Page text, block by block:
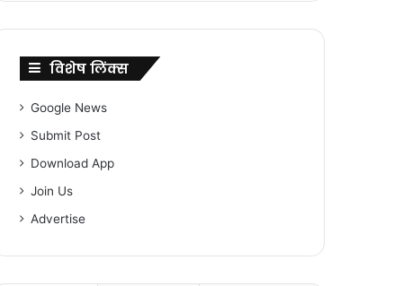
विशेष लिंक्स
Google News
Submit Post
Download App
Join Us
Advertise